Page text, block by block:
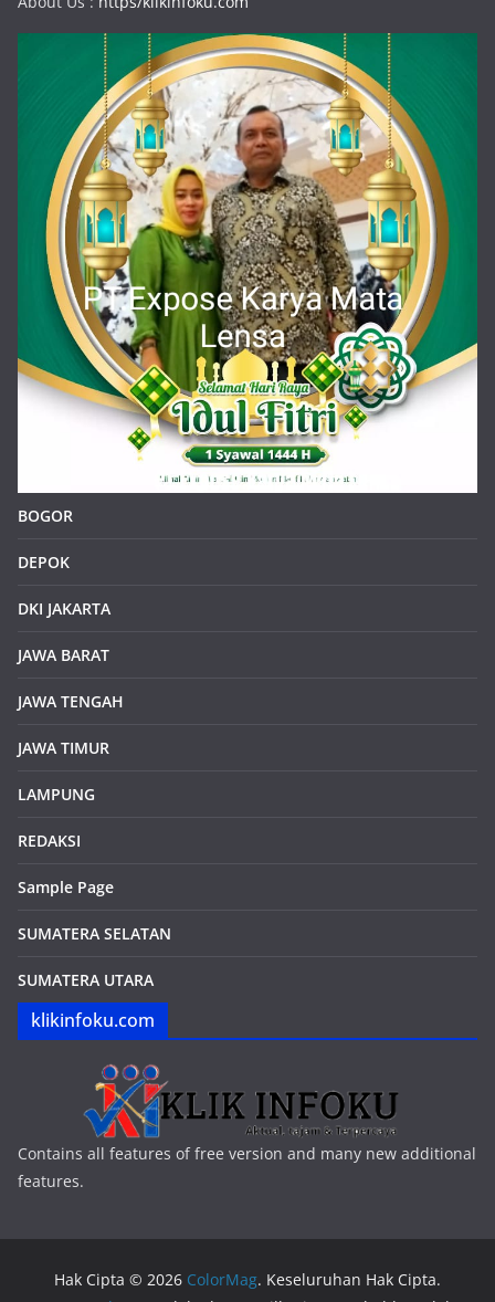
BOGOR
DEPOK
DKI JAKARTA
JAWA BARAT
JAWA TENGAH
JAWA TIMUR
LAMPUNG
REDAKSI
Sample Page
SUMATERA SELATAN
SUMATERA UTARA
klikinfoku.com
Contains all features of free version and many new additional
features.
Hak Cipta © 2026 ColorMag. Keseluruhan Hak Cipta.